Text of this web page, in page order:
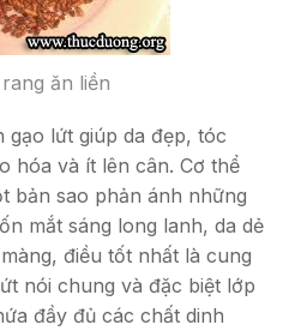
ăn liền
lứt giúp da đẹp, tóc
hóa và ít lên cân. Cơ thể
bản sao phản ánh những
mắt sáng long lanh, da dẻ
điều tốt nhất là cung
nói chung và đặc biệt lớp
đầy đủ các chất dinh